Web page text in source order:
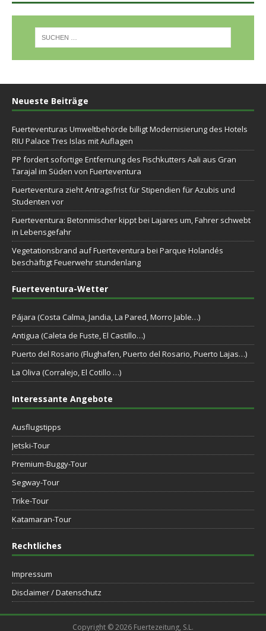
Neueste Beiträge
Fuerteventuras Umweltbehörde billigt Modernisierung des Hotels
RIU Palace Tres Islas mit Auflagen
PP fordert sofortige Entfernung des Fischkutters Aali aus Gran
Tarajal im Süden von Fuerteventura
Fuerteventura zieht Antragsfrist für Stipendien für Azubis und
Studenten vor
Fuerteventura: Betonmischer kippt bei Lajares um, Fahrer schwebt
in Lebensgefahr
Vegetationsbrand auf Fuerteventura bei Parque Holandés
beschäftigt Feuerwehr stundenlang
Fuerteventura-Wetter
Pájara (Costa Calma, Jandia, La Pared, Morro Jable…)
Antigua (Caleta de Fuste, El Castillo…)
Puerto del Rosario (Flughafen, Puerto del Rosario, Puerto Lajas…)
La Oliva (Corralejo, El Cotillo …)
Interessante Angebote
Ausflugstipps
Jetski-Tour
Premium-Buggy-Tour
Segway-Tour
Trike-Tour
Katamaran-Tour
Rechtliches
Impressum
Disclaimer / Datenschutz
Copyright © 2026 Fuertezeitung, S.L.